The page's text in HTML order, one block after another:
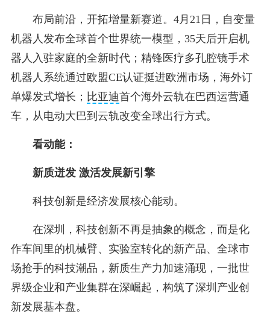
布局前沿，开拓增量新赛道。4月21日，自变量
机器人发布全球首个世界统一模型，35天后开启机
器人入驻家庭的全新时代；精锋医疗多孔腔镜手术
机器人系统通过欧盟CE认证挺进欧洲市场，海外订
单爆发式增长； 比亚迪首个海外云轨在巴西运营通
车，从电动大巴到云轨改变全球出行方式。
看动能：
新质迸发 激活发展新引擎
科技创新是经济发展核心能动。
在深圳，科技创新不再是抽象的概念，而是化
作车间里的机械臂、实验室转化的新产品、全球市
场抢手的科技潮品，新质生产力加速涌现，一批世
界级企业和产业集群在深崛起，构筑了深圳产业创
新发展基本盘。